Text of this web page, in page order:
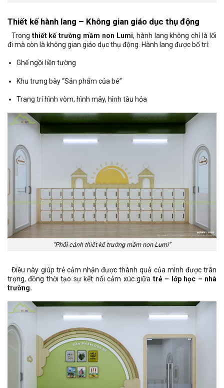
Thiết kế hành lang – Không gian giáo dục thụ động
Trong thiết kế trường mầm non Lumi, hành lang không chỉ là lối
đi mà còn là không gian giáo dục thụ động. Hành lang được bố trí:
Ghế ngồi liền tường
Khu trưng bày “Sản phẩm của bé”
Trang trí hình vòm, hình mây, hình tàu hỏa
“Phối cảnh thiết kế trường mầm non Lumi”
Điều này giúp trẻ cảm nhận được thành quả của mình được trân
trọng, đồng thời tạo sự kết nối cảm xúc giữa trẻ – lớp học – nhà
trường.